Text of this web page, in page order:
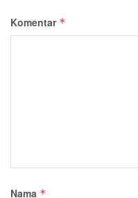
Komentar *
Nama *